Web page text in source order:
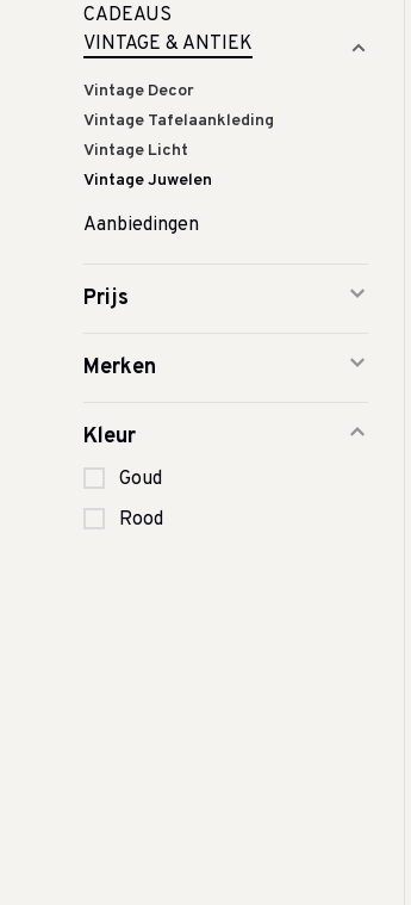
CADEAUS
VINTAGE & ANTIEK
Vintage Decor
Vintage Tafelaankleding
Vintage Licht
Vintage Juwelen
Aanbiedingen
Prijs
Merken
Kleur
Goud
Rood